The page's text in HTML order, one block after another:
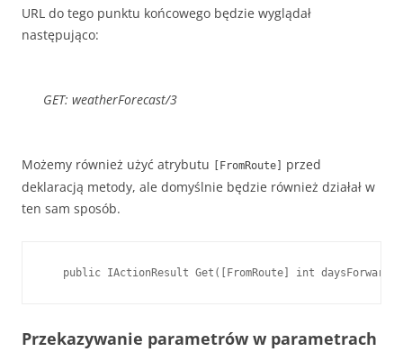
URL do tego punktu końcowego będzie wyglądał
następująco:
GET: weatherForecast/3
Możemy również użyć atrybutu [FromRoute]
przed
deklaracją metody, ale domyślnie będzie również działał w
ten sam sposób.
   public IActionResult Get([FromRoute] int daysForward)
Przekazywanie parametrów w parametrach